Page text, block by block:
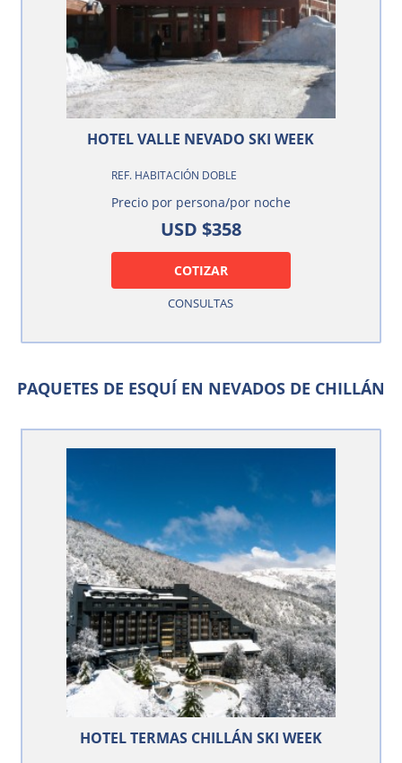
HOTEL VALLE NEVADO SKI WEEK
REF. HABITACIÓN DOBLE
Precio por persona/por noche
USD $358
COTIZAR
CONSULTAS
PAQUETES DE ESQUÍ EN NEVADOS DE CHILLÁN
HOTEL TERMAS CHILLÁN SKI WEEK